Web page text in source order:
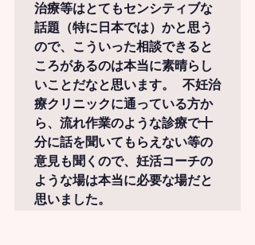
治療等はとてもセンシティブな
話題 （特に日本では）かと思う
ので、こういった相談できると
ころがあるのは本当に素晴らし
いことだなと思います。 不妊治
療クリニックに通っている方か
ら、流れ作業のような診療で十
分に話を聞いてもらえない等の
意見も聞くので、妊活コーチの
ような場は本当に必要な場だと
思いました。